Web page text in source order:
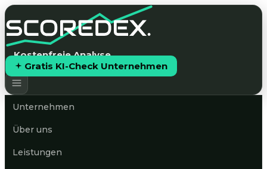
Kostenfreie Analyse
Gratis KI-Check Unternehmen
Unternehmen
Über uns
Leistungen